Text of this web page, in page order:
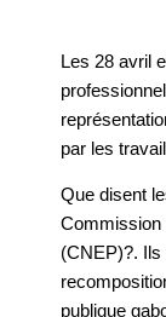
Les 28 avril
par les
Que disent
Commission
(CNEP)?. Ils
publique